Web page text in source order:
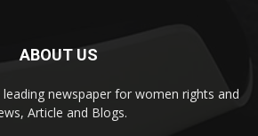
ABOUT US
leading newspaper for women rights and
Article and Blogs.